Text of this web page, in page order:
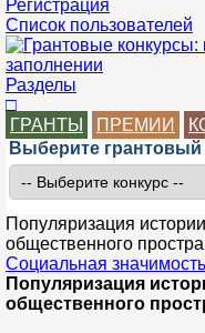
Регистрация
Список пользователей
Разделы
□
ГРАНТЫ
ПРЕМИИ
Выберите грантовый
Популяризация
общественного
Социальная значимость
Популяризация
общественного